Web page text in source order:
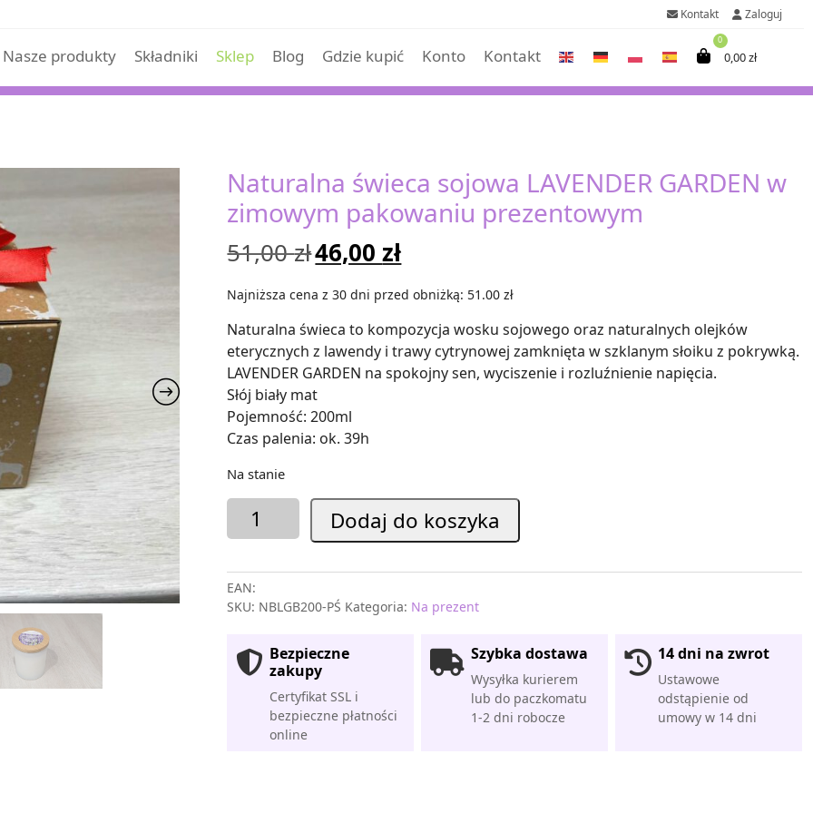
Kontakt Zaloguj
Nasze produkty Składniki Sklep Blog Gdzie kupić Konto Kontakt
0
0,00zł
Naturalna świeca sojowa LAVENDER GARDEN w
zimowym pakowaniu prezentowym
51,00złPierwotna
cena
wynosiła:
51,00 zł.
46,00złAktualna
cena
wynosi:
46,00 zł.
Najniższa cena z 30 dni przed obniżką: 51.00 zł
Naturalna świeca to kompozycja wosku sojowego oraz naturalnych olejków
eterycznych z lawendy i trawy cytrynowej zamknięta w szklanym słoiku z pokrywką.
LAVENDER GARDEN na spokojny sen, wyciszenie i rozluźnienie napięcia.
Słój biały mat
Pojemność: 200ml
Czas palenia: ok. 39h
Na stanie
ilość
Naturalna
sojowa
LAVENDER
GARDEN
zimowym
pakowaniu
prezentowym
Dodaj do koszyka
EAN:
SKU: NBLGB200-PŚ Kategoria: Na prezent
Bezpieczne
zakupy
Certyfikat SSL i
bezpieczne płatności
online
Szybka dostawa
Wysyłka kurierem
lub do paczkomatu
1-2 dni robocze
14 dni na zwrot
Ustawowe
odstąpienie od
umowy w 14 dni